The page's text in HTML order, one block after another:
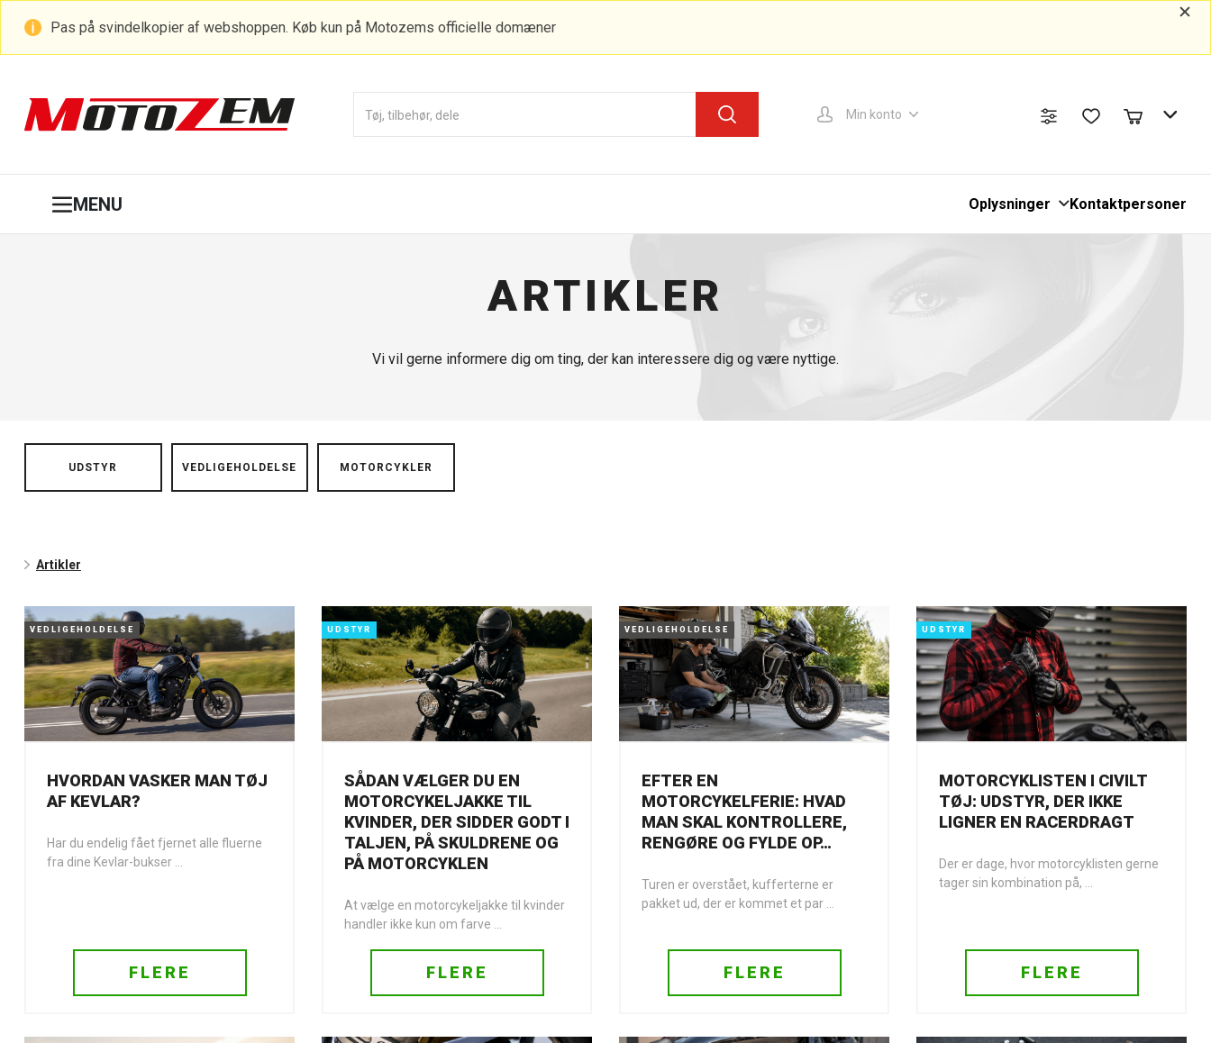
Pas på svindelkopier af webshoppen. Køb kun på Motozems officielle domæner
Min konto
MENU Oplysninger Kontaktpersoner
ARTIKLER
Vi vil gerne informere dig om ting, der kan interessere dig og være nyttige.
UDSTYR VEDLIGEHOLDELSE MOTORCYKLER
Artikler
VEDLIGEHOLDELSE
HVORDAN VASKER MAN TØJ
AF KEVLAR?
Har du endelig fået fjernet alle fluerne
fra dine Kevlar-bukser ...
FLERE
UDSTYR
SÅDAN VÆLGER DU EN
MOTORCYKELJAKKE TIL
KVINDER, DER SIDDER GODT I
TALJEN, PÅ SKULDRENE OG
PÅ MOTORCYKLEN
At vælge en motorcykeljakke til kvinder
handler ikke kun om farve ...
FLERE
VEDLIGEHOLDELSE
EFTER EN
MOTORCYKELFERIE: HVAD
MAN SKAL KONTROLLERE,
RENGØRE OG FYLDE OP…
Turen er overstået, kufferterne er
pakket ud, der er kommet et par ...
FLERE
UDSTYR
MOTORCYKLISTEN I CIVILT
TØJ: UDSTYR, DER IKKE
LIGNER EN RACERDRAGT
Der er dage, hvor motorcyklisten gerne
tager sin kombination på, ...
FLERE